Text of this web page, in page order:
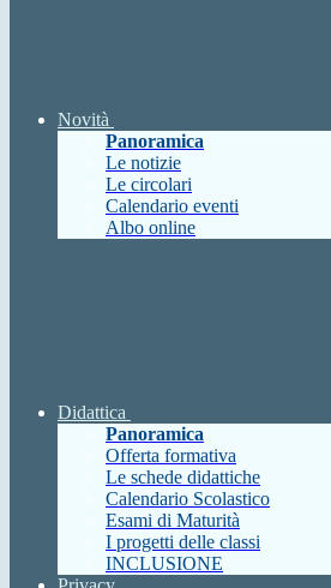
Novità
Panoramica
Le notizie
Le circolari
Calendario eventi
Albo online
Didattica
Panoramica
Offerta formativa
Le schede didattiche
Calendario Scolastico
Esami di Maturità
I progetti delle classi
INCLUSIONE